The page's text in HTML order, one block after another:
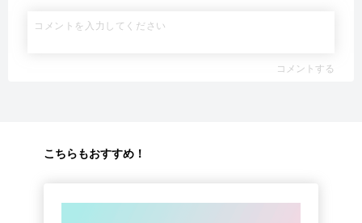
コメントする
こちらもおすすめ！